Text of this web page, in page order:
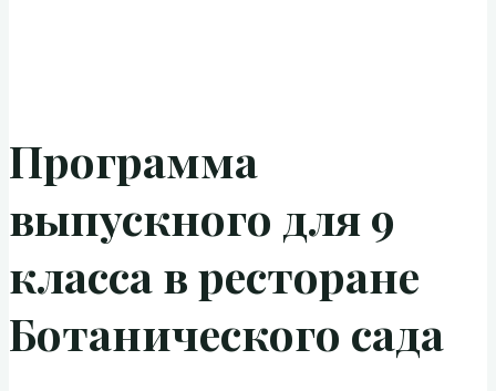
Программа
выпускного для 9
класса в ресторане
Ботанического сада